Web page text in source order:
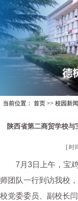
当前位置： 首页 >> 校园新闻
陕西省第二商贸学校
[ 时
7月3日上午，宝
师团队一行到访我校
校党委委员、副校长